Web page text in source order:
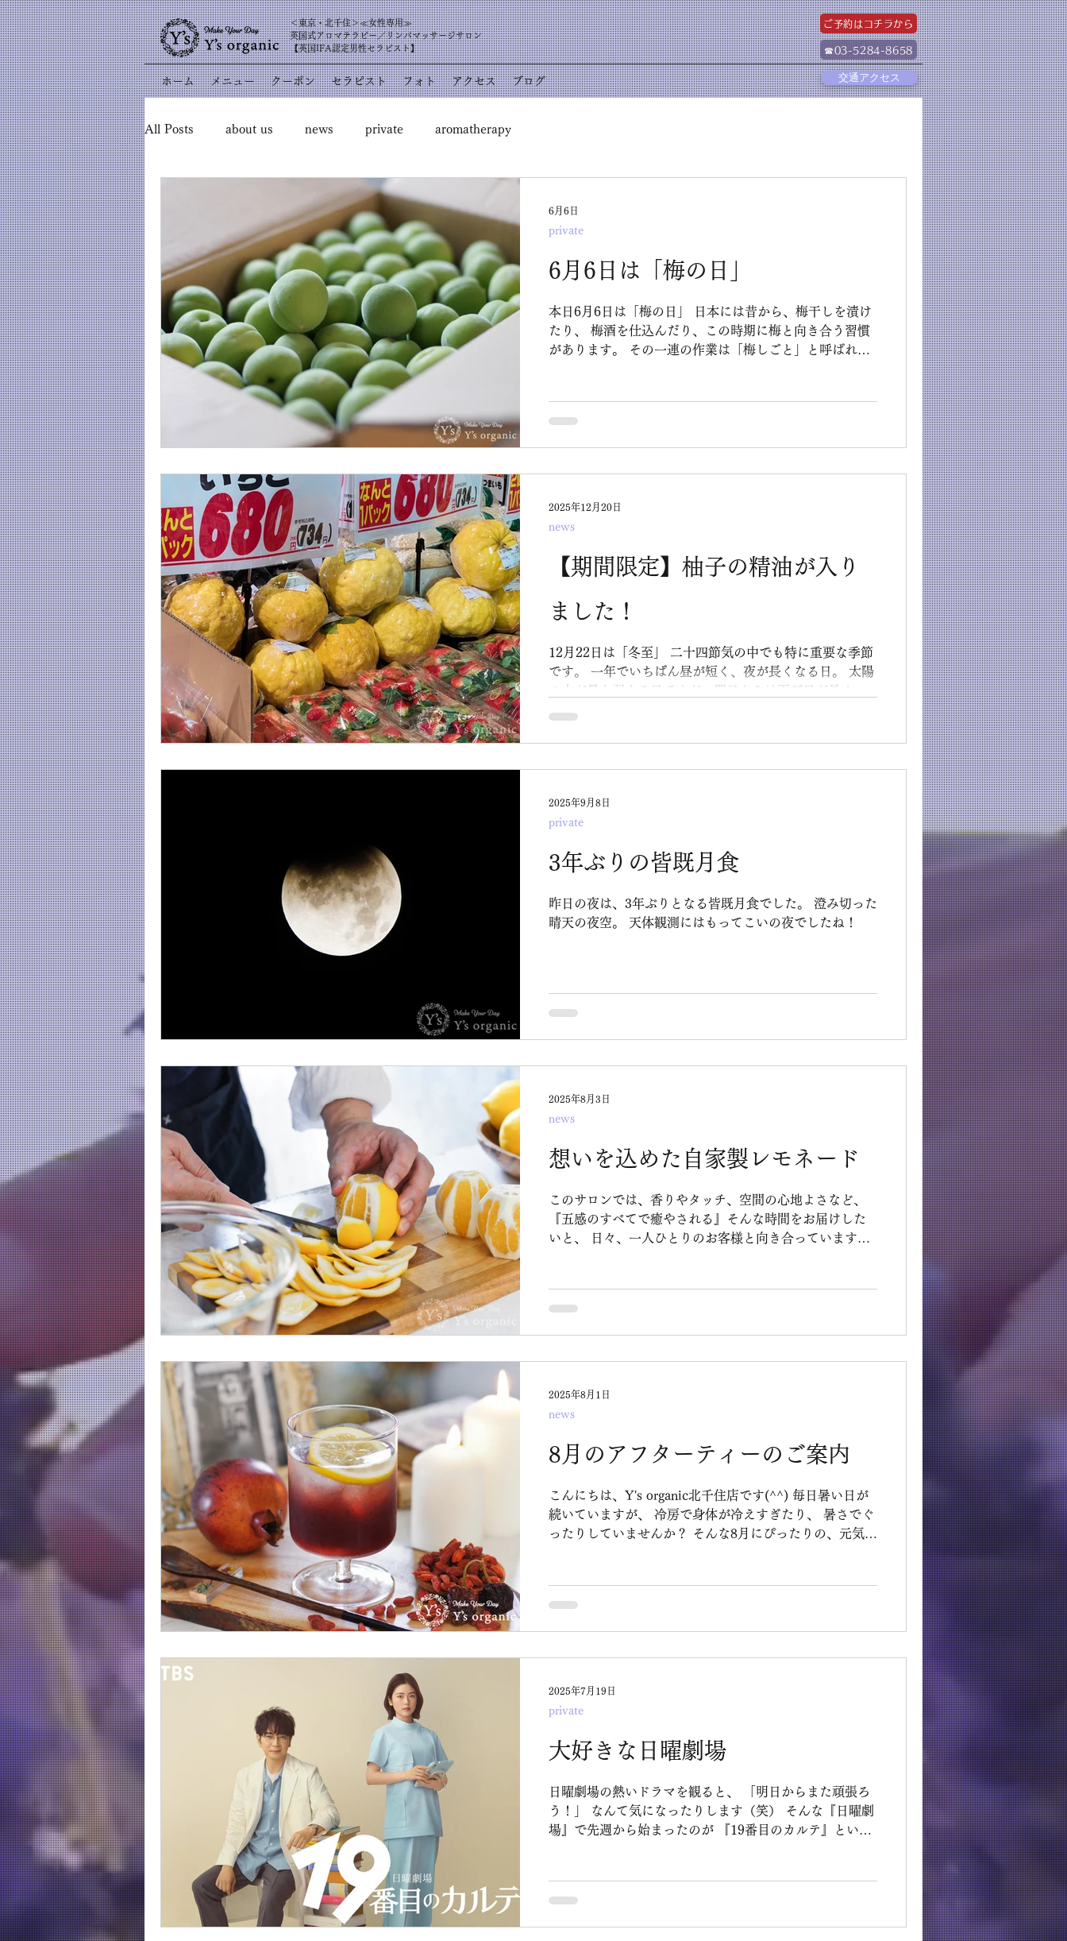
​＜東京・北千住＞≪女性専用≫
英国式アロマテラピー／リンパマッサージサロン
【英国IFA認定男性セラピスト】
ご予約はコチラから
☎03-5284-8658
ホーム メニュー クーポン セラピスト フォト アクセス ブログ 交通アクセス
All Posts about us news private aromatherapy
6月6日は「梅の日」
本日6月6日は「梅の日」 日本には昔から、梅干しを漬け
たり、 梅酒を仕込んだり、この時期に梅と向き合う習慣
があります。 その一連の作業は「梅しごと」と呼ばれて
private
6月6日
【期間限定】柚子の精油が入り
ました！
12月22日は「冬至」 二十四節気の中でも特に重要な季節
です。 一年でいちばん昼が短く、夜が長くなる日。 太陽
の力が最も弱まる日ですが、翌日からは再び日が長くな
に入る習慣がありますね。 当店でも期間限定で柚子の精
油をご用意しました！
news
2025年12月20日
3年ぶりの皆既月食
昨日の夜は、3年ぶりとなる皆既月食でした。 澄み切った
晴天の夜空。 天体観測にはもってこいの夜でしたね！
private
2025年9月8日
想いを込めた自家製レモネード
このサロンでは、香りやタッチ、空間の心地よさなど、
『五感のすべてで癒やされる』そんな時間をお届けした
いと、 日々、一人ひとりのお客様と向き合っています。
までアロマを使用した石鹸やバスボム、化粧水など コス
メは色々と作ってきましたが、 自家製のドリンクをお出
news
2025年8月3日
8月のアフターティーのご案内
こんにちは、Y's organic北千住店です(^^) 毎日暑い日が
続いていますが、 冷房で身体が冷えすぎたり、 暑さでぐ
ったりしていませんか？ そんな8月にぴったりの、元気と
news
2025年8月1日
大好きな日曜劇場
日曜劇場の熱いドラマを観ると、 「明日からまた頑張ろ
う！」 なんて気になったりします（笑） そんな『日曜劇
場』で先週から始まったのが 『19番目のカルテ』という
ん演じる総合診療医・徳重晃（とくしげ・あきら）が言
っていました。 「その人の生きた課程を知らなければ診
private
2025年7月19日